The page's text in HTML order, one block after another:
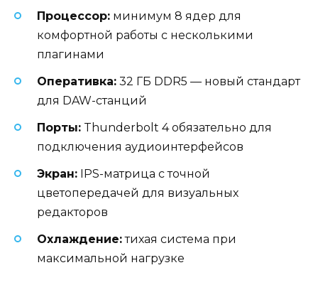
Процессор: минимум 8 ядер для
комфортной работы с несколькими
плагинами
Оперативка: 32 ГБ DDR5 — новый стандарт
для DAW-станций
Порты: Thunderbolt 4 обязательно для
подключения аудиоинтерфейсов
Экран: IPS-матрица с точной
цветопередачей для визуальных
редакторов
Охлаждение:тихая система при
максимальной нагрузке